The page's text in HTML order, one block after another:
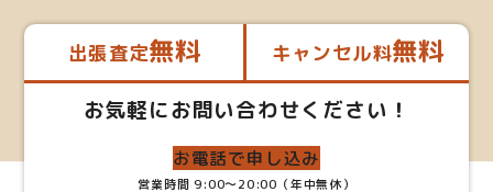
出張査定無料 キャンセル料無料
お気軽にお問い合わせください！
お電話で申し込み
営業時間 9:00～20:00（年中無休）